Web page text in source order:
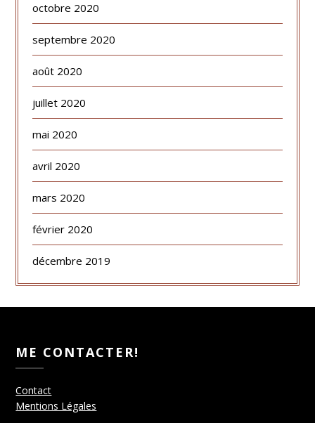
octobre 2020
septembre 2020
août 2020
juillet 2020
mai 2020
avril 2020
mars 2020
février 2020
décembre 2019
ME CONTACTER!
Contact
Mentions Légales